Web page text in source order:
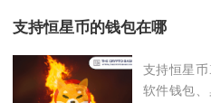
支持恒星币的钱包在哪
支持恒星
软件钱包